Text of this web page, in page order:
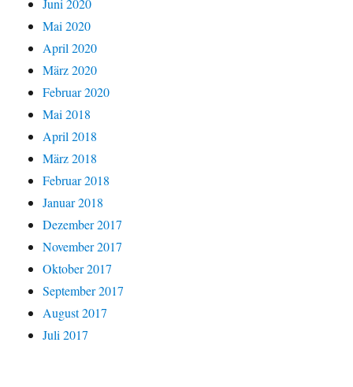
Mai 2020
April 2020
März 2020
Februar 2020
Mai 2018
April 2018
März 2018
Februar 2018
Januar 2018
Dezember 2017
November 2017
Oktober 2017
September 2017
August 2017
Juli 2017